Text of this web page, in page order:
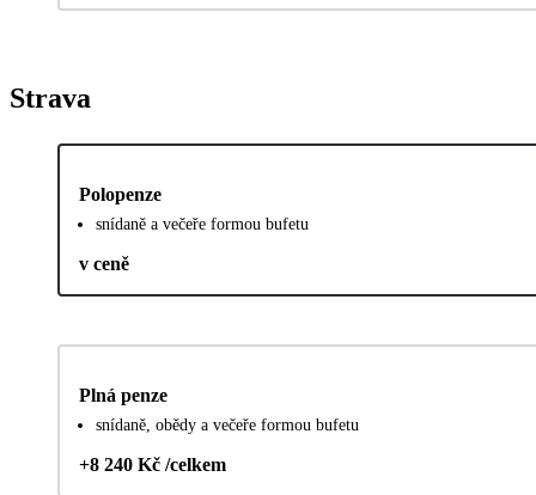
Strava
Polopenze
snídaně a večeře formou bufetu
v ceně
Plná penze
snídaně, obědy a večeře formou bufetu
+8 240 Kč /celkem